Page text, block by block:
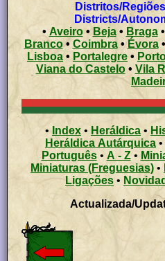
Distritos/Regiões Autónomas -
Districts/
• Aveiro• Beja• Braga•
Branco•Coimbra• Évora•
Lisboa • Portalegre •
Viana do Castelo• Vila
• Index • Heráldica •
Heráldica Autárquica •
Português• A - Z•
Miniaturas (Freguesias) •
Ligações •
Actualizada/